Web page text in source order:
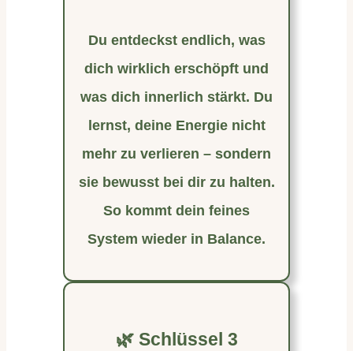
Du entdeckst endlich, was
dich wirklich erschöpft und
was dich innerlich stärkt. Du
lernst, deine Energie nicht
mehr zu verlieren – sondern
sie bewusst bei dir zu halten.
So kommt dein feines
System wieder in Balance.
🌿 Schlüssel 3